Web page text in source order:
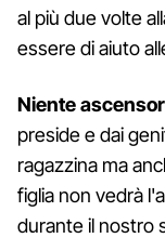
al più due volte
essere di aiuto
Niente
preside e dai
ragazzina ma
figlia non vedrà
durante il nostro